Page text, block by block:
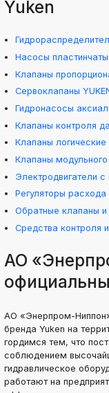
Yuken
Насосы
Клапаны
Сервоклапаны
Гидронасосы
Клапаны контроля
Клапаны логические
Клапаны
Электродвигатели
Регуляторы расхода
Обратные клапаны и
Средства контроля
АО
АО «Энерпром-
бренда Yuken на
гордимся тем, что
соблюдением
гидравлическое
работают на